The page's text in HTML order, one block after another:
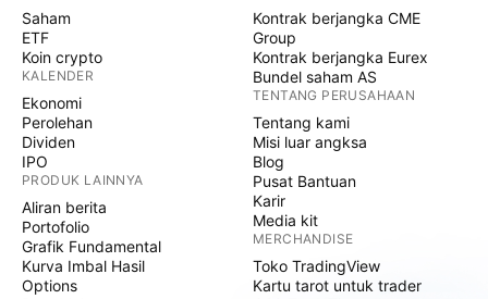
Saham
ETF
Koin crypto
KALENDER
Ekonomi
Perolehan
Dividen
IPO
PRODUK LAINNYA
Aliran berita
Portofolio
Grafik Fundamental
Kurva Imbal Hasil
Options
Kontrak berjangka CME
Group
Kontrak berjangka Eurex
Bundel saham AS
TENTANG PERUSAHAAN
Tentang kami
Misi luar angksa
Blog
Pusat Bantuan
Karir
Media kit
MERCHANDISE
Toko TradingView
Kartu tarot untuk trader